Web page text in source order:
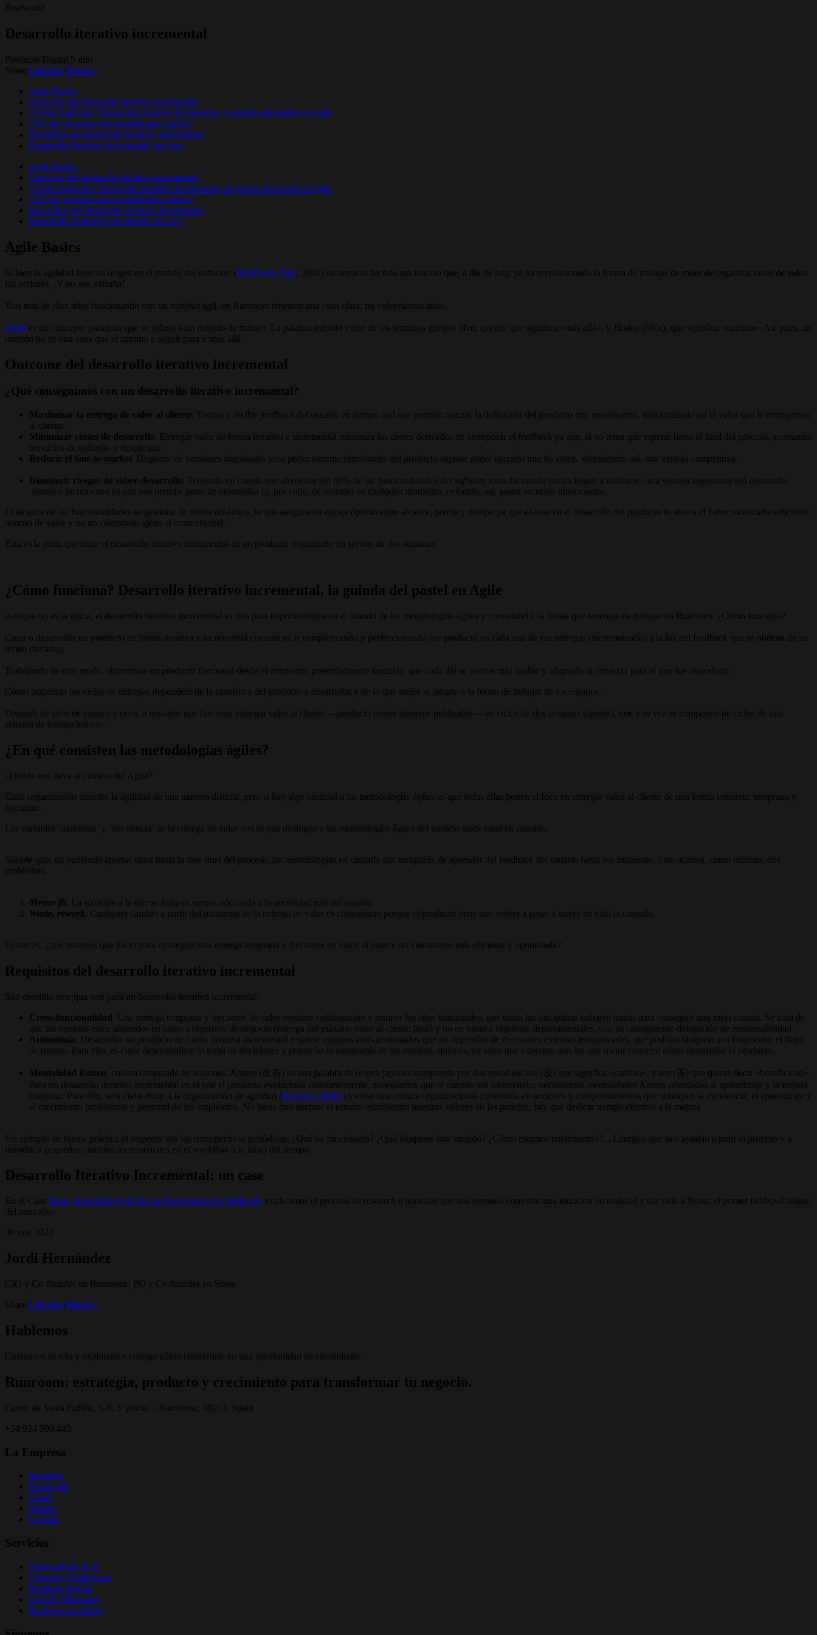
Realworld
Desarrollo iterativo incremental
Producto Digital 5 min
Share: Linkedin Bluesky
Agile Basics
Outcome del desarrollo iterativo incremental
¿Cómo funciona? Desarrollo iterativo incremental, la guinda del pastel en Agile
¿En qué consisten las metodologías ágiles?
Requisitos del desarrollo iterativo incremental
Desarrollo Iterativo Incremental: un case
Agile Basics
Outcome del desarrollo iterativo incremental
¿Cómo funciona? Desarrollo iterativo incremental, la guinda del pastel en Agile
¿En qué consisten las metodologías ágiles?
Requisitos del desarrollo iterativo incremental
Desarrollo Iterativo Incremental: un case
Agile Basics
Si bien la agilidad tiene su origen en el mundo del software (Manifiesto Ágil , 2001) su impacto ha sido tan notorio que, a día de hoy, ya ha revolucionado la forma de trabajar de miles de organizaciones de todos
los sectores. ¡Y no nos extraña!
Tras más de diez años funcionando con un mindset ágil, en Runroom tenemos una cosa clara: no volveríamos atrás.
Agile es un concepto paraguas que se refiere a un método de trabajo. La palabra método viene de los términos griegos Meta (μετα), que significa «más allá», y Hodos (ὁδός), que significa «camino». Así pues, un
método no es otra cosa que el camino a seguir para ir más allá.
Outcome del desarrollo iterativo incremental
¿Qué conseguimos con un desarrollo iterativo incremental?
Maximizar la entrega de valor al cliente : Testear y recibir feedback del usuario en tiempo real nos permite matizar la definición del producto que necesitamos, maximizando así el valor que le entregamos
al cliente.
Minimizar costes de desarrollo : Entregar valor de forma iterativa e incremental minimiza los costes derivados de incorporar el feedback ya que, al no tener que esperar hasta el final del proceso, acortamos
los ciclos de rediseño y despliegue.
Reducir el time-to-market : Disponer de versiones inacabadas pero perfectamente funcionales del producto supone poder lanzarlo mucho antes, obteniendo, así, una ventaja competitiva.
Disminuir riesgos de sobre-desarrollo : Teniendo en cuenta que alrededor del 60% de las funcionalidades del software
manufacturado nunca llegan a utilizarse, otra ventaja importante del desarrollo
iterativo incremental es que nos permite parar de desarrollar (y, por ende, de invertir) en cualquier momento, evitando, así, gastar recursos innecesarios.
El alcance de las funcionalidades se gestiona de forma dinámica, lo que asegura un encaje óptimo entre alcance, precio y tiempo ya que el cese en el desarrollo del producto lo marca el haber alcanzado suficiente
retorno de valor y no un calendario ajeno al contexto real.
Esta es la pinta que tiene el desarrollo iterativo incremental de un producto organizado en
sprints de dos semanas:
¿Cómo funciona? Desarrollo iterativo incremental, la guinda del pastel en Agile
Aunque no es la única, el desarrollo iterativo incremental es una pata importantísima en el mundo de las metodologías ágiles y connatural a la forma que tenemos de trabajar en Runroom. ¿Cómo funciona?
Crear o desarrollar un producto de forma iterativa e incremental consiste en ir complejizando y perfeccionando ese producto en cada una de sus entregas (incrementarlo) a la luz del feedback que se obtiene de su
testeo (iterarlo).
Trabajando de este modo, obtenemos un producto funcional desde el comienzo, potencialmente lanzable, que cada día se vuelve más usable y adaptado al contexto para el que fue concebido.
Cómo organizar los ciclos de entregas dependerá de la casuística del producto a desarrollar y de lo que mejor se adapte a la forma de trabajar de los equipos.
Después de años de ensayo y error, a nosotros nos funciona entregar valor al cliente —producto potencialmente publicable— en ciclos de dos semanas (sprints), que a su vez se componen de ciclos de una
semana de trabajo interno.
¿En qué consisten las metodologías ágiles?
¿Dónde nos lleva el camino del Agile?
Cada organización concibe la agilidad de una manera distinta, pero si hay algo esencial a las metodologías ágiles es que todas ellas ponen el foco en entregar valor al cliente de una forma concreta: temprana y
frecuente.
Las variables ‘momento’ y ‘frecuencia’ de la entrega de valor son lo que distingue a las metodologías ágiles del modelo tradicional en cascada:
Sucede que, no pudiendo aportar valor hasta la fase final del proceso, las metodologías en cascada son incapaces de aprender del feedback del usuario hasta ese momento. Esto acarrea, como mínimo, dos
problemas:
Menor fit . La solución a la que se llega es menos adecuada a la necesidad real del usuario.
Waste, rework . Cualquier cambio a partir del momento de la entrega de valor es costosísimo porque el producto tiene que volver a pasar a través de toda la cascada.
Entonces, ¿qué tenemos que hacer para conseguir una entrega temprana y frecuente de valor, si parece ser claramente más eficiente y optimizada?
Requisitos del desarrollo iterativo incremental
Son conditio sine qua non para un desarrollo iterativo incremental:
Cross-funcionalidad : Una entrega temprana y frecuente de valor requiere colaboración y romper los silos funcionales; que todas las disciplinas trabajen juntas para conseguir una meta común. Se trata de
que los equipos estén alineados en torno a objetivos de negocio (entrega del máximo valor al cliente final) y no en torno a objetivos departamentales, con su consiguiente delegación de responsabilidad.
Autonomía : Desarrollar un producto de forma iterativa incremental requiere equipos auto-gestionados que no dependan de decisiones externas jerarquizadas, que podrían bloquear y/o fragmentar el flujo
de trabajo. Para ello, es clave descentralizar la toma de decisiones y potenciar la autonomía de los equipos, quienes, en tanto que expertos, son los que mejor conocen cómo desarrollar el producto.
Mentalidad Kaizen , cultura cimentada en acciones: Kaizen (改善) es una palabra de origen japonés compuesta por dos vocablos: kai (改) que significa «cambio», y zen (善) que quiere decir «beneficioso».
Para un desarrollo iterativo incremental en el que el producto evoluciona constantemente, necesitamos que el cambio sea bienvenido; necesitamos mentalidades Kaizen orientadas al aprendizaje y la mejora
continua. Para ello, será clave dotar a la organización de agilidad ( Business Agility) y crear una cultura organizacional cimentada en acciones y comportamientos que subrayen la excelencia, el aprendizaje y
el crecimiento profesional y personal de los empleados. No basta con decorar el estudio escribiendo nuestros valores en las paredes; hay que dedicar tiempo efectivo a la mejora.
Un ejemplo de buena práctica al respecto son las retrospectivas periódicas: ¿Qué ha funcionado? ¿Qué bloqueos han surgido? ¿Cómo estamos colaborando?... Liturgias que nos ayudan a pulir el proceso y a
introducir pequeños cambios incrementales en el
workflow a lo largo del tiempo.
Desarrollo Iterativo Incremental: un case
En el Case Stooa, desarrollo Agile de una herramienta de fishbowls explicamos el proceso de research e iteración que nos permitió convertir una intuición en realidad y dar vida a Stooa: el primer fishbowl online
del mercado.
30 mar 2022
Jordi Hernández
CIO y Co-founder en Runroom | PO y Co-founder en Stooa
Share: Linkedin Bluesky
Hablemos
Cuéntanos tu reto y exploramos contigo cómo convertirlo en una oportunidad de crecimiento.
Runroom: estrategia, producto y crecimiento para transformar tu negocio.
Carrer de Santa Eulàlia, 5-9, 3ª planta – Barcelona, 08012, Spain
+34 934 590 445
La Empresa
Nosotros
Realworld
Casos
Talento
Eventos
Servicios
Adopción de la IA
Customer Experience
Producto Digital
Growth Marketing
Runroom Academy